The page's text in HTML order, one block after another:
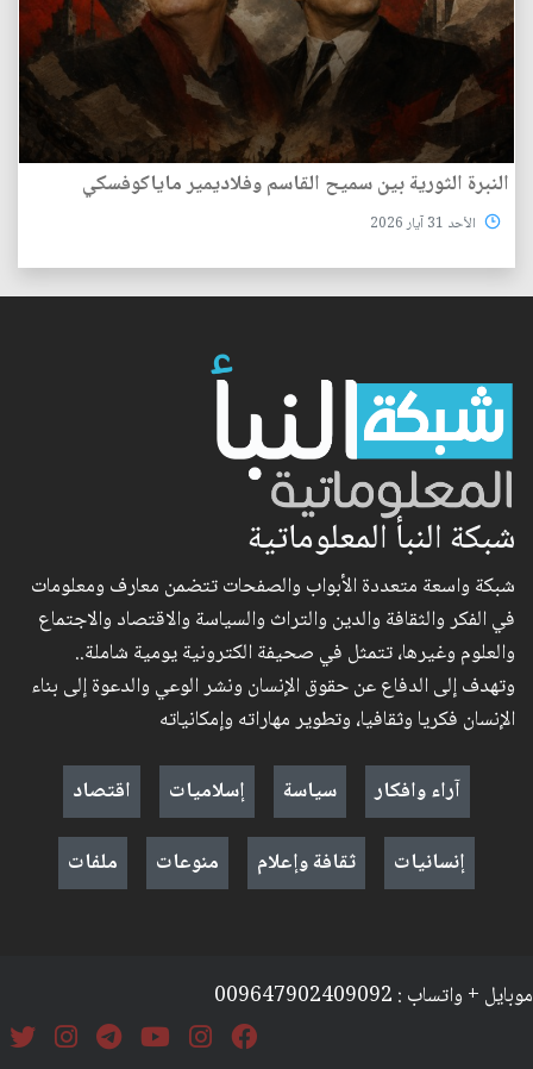
النبرة الثورية بين سميح القاسم وفلاديمير ماياكوفسكي
الأحد 31 آيار 2026
شبكة النبأ المعلوماتية
شبكة واسعة متعددة الأبواب والصفحات تتضمن معارف ومعلومات
في الفكر والثقافة والدين والتراث والسياسة والاقتصاد والاجتماع
والعلوم وغيرها، تتمثل في صحيفة الكترونية يومية شاملة..
وتهدف إلى الدفاع عن حقوق الإنسان ونشر الوعي والدعوة إلى بناء
الإنسان فكريا وثقافيا، وتطوير مهاراته وإمكانياته
آراء وافكار
سياسة إسلاميات
اقتصاد
إنسانيات
ثقافة وإعلام منوعات ملفات
موبايل + واتساب : 009647902409092